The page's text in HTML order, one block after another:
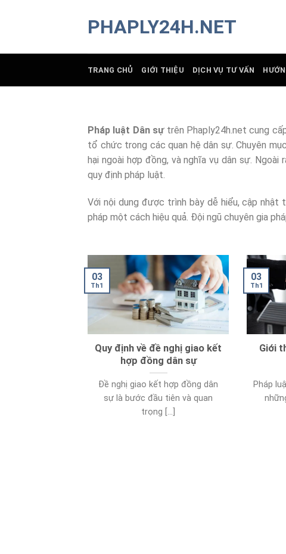
dung
PHAPLY24H.NET
TRANG CHỦ GIỚI THIỆU DỊCH VỤ TƯ VẤN
Pháp luật Dân sựtrên Phaply24h.net cung
tổ chức trong các quan hệ dân sự. Chuyên
hại ngoài hợp đồng, và nghĩa vụ dân sự.
quy định pháp luật.
Với nội dung được trình bày dễ hiểu, cập
pháp một cách hiệu quả. Đội ngũ chuyên gia
Quy định về đề nghị giao kết
hợp đồng dân sự
Đề nghị giao kết hợp đồng dân
sự là bước đầu tiên và quan
trọng [...]
03
Th1
Giới
Pháp
03
Th1